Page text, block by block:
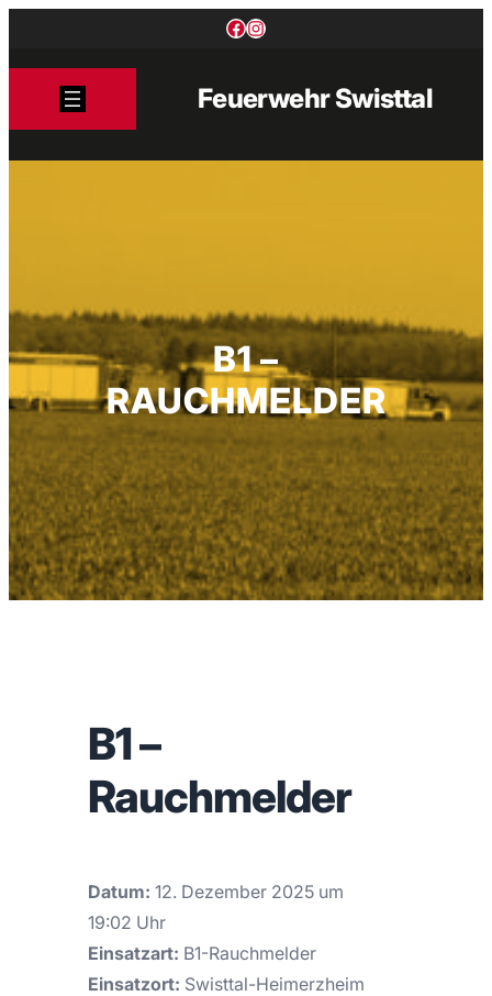
Facebook
Instagram
Feuerwehr Swisttal
B1 –
RAUCHMELDER
B1 –
Rauchmelder
Datum: 12. Dezember 2025 um
19:02 Uhr
Einsatzart: B1-Rauchmelder
Einsatzort: Swisttal-Heimerzheim